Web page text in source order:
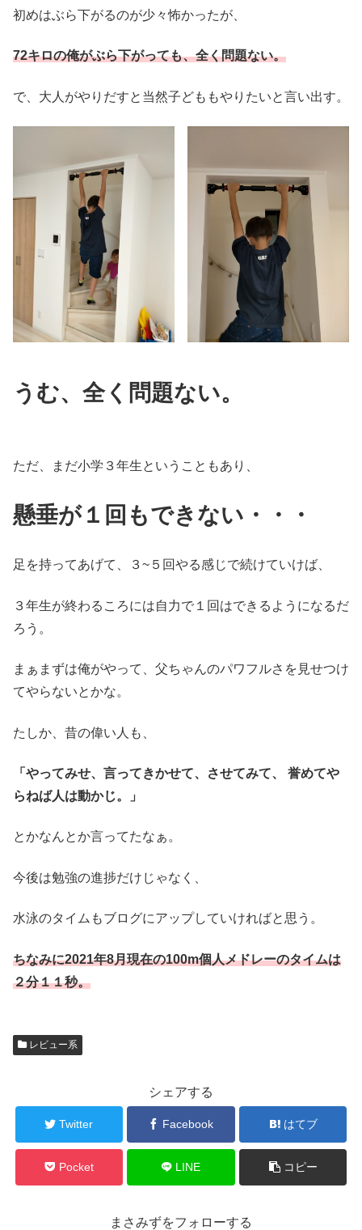
初めはぶら下がるのが少々怖かったが、
72キロの俺がぶら下がっても、全く問題ない。
で、大人がやりだすと当然子どももやりたいと言い出す。
うむ、全く問題ない。
ただ、まだ小学３年生ということもあり、
懸垂が１回もできない・・・
足を持ってあげて、３~５回やる感じで続けていけば、
３年生が終わるころには自力で１回はできるようになるだ
ろう。
まぁまずは俺がやって、父ちゃんのパワフルさを見せつけ
てやらないとかな。
たしか、昔の偉い人も、
「やってみせ、言ってきかせて、させてみて、 誉めてや
らねば人は動かじ。」
とかなんとか言ってたなぁ。
今後は勉強の進捗だけじゃなく、
水泳のタイムもブログにアップしていければと思う。
ちなみに2021年8月現在の100m個人メドレーのタイムは
２分１１秒。
レビュー系
シェアする
Twitter Facebook はてブ
Pocket LINE コピー
まさみずをフォローする